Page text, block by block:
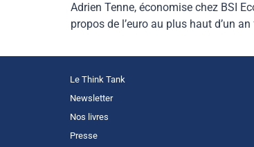
Adrien Tenne, économise chez BSI
propos de l’euro au plus haut d’un
Le Think Tank
Newsletter
Nos livres
Presse